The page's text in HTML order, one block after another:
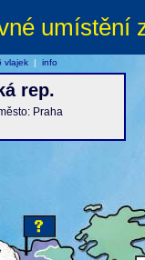
umístění
rep.
Praha
vlajek | info